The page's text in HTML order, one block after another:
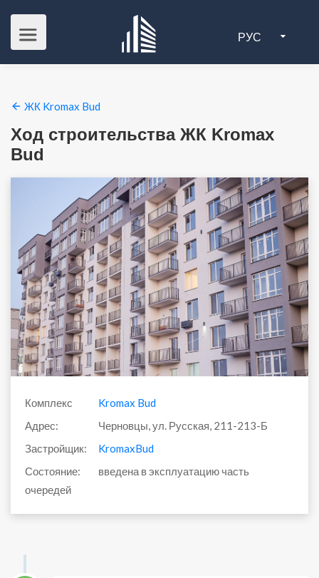
РУС
ЖК Kromax Bud
Ход строительства ЖК Kromax
Bud
Комплекс
Kromax Bud
Адрес:
Черновцы, ул. Русская, 211-213-Б
Застройщик:
KromaxBud
Состояние:
введена в эксплуатацию часть
очередей